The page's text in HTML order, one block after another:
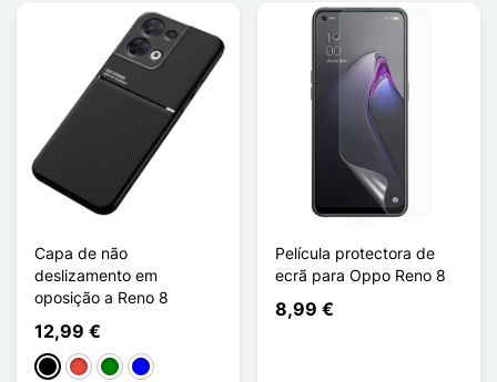
Capa de não
deslizamento em
oposição a Reno 8
12,99 €
PretoVermelho
VerdeAzul
Película protectora de
ecrã para Oppo Reno 8
8,99 €